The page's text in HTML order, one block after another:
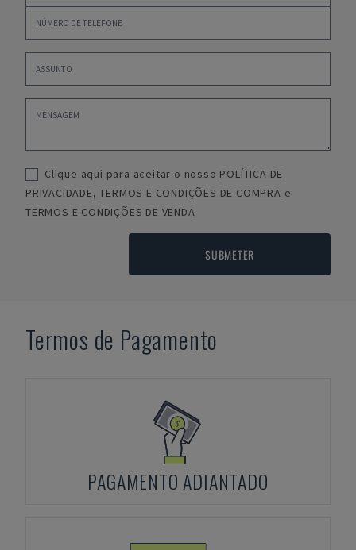
Clique aqui para aceitar o nosso POLÍTICA DE
PRIVACIDADE,TERMOS E CONDIÇÕES DE COMPRA e
TERMOS E CONDIÇÕES DE VENDA
SUBMETER
Termos de Pagamento
PAGAMENTO ADIANTADO